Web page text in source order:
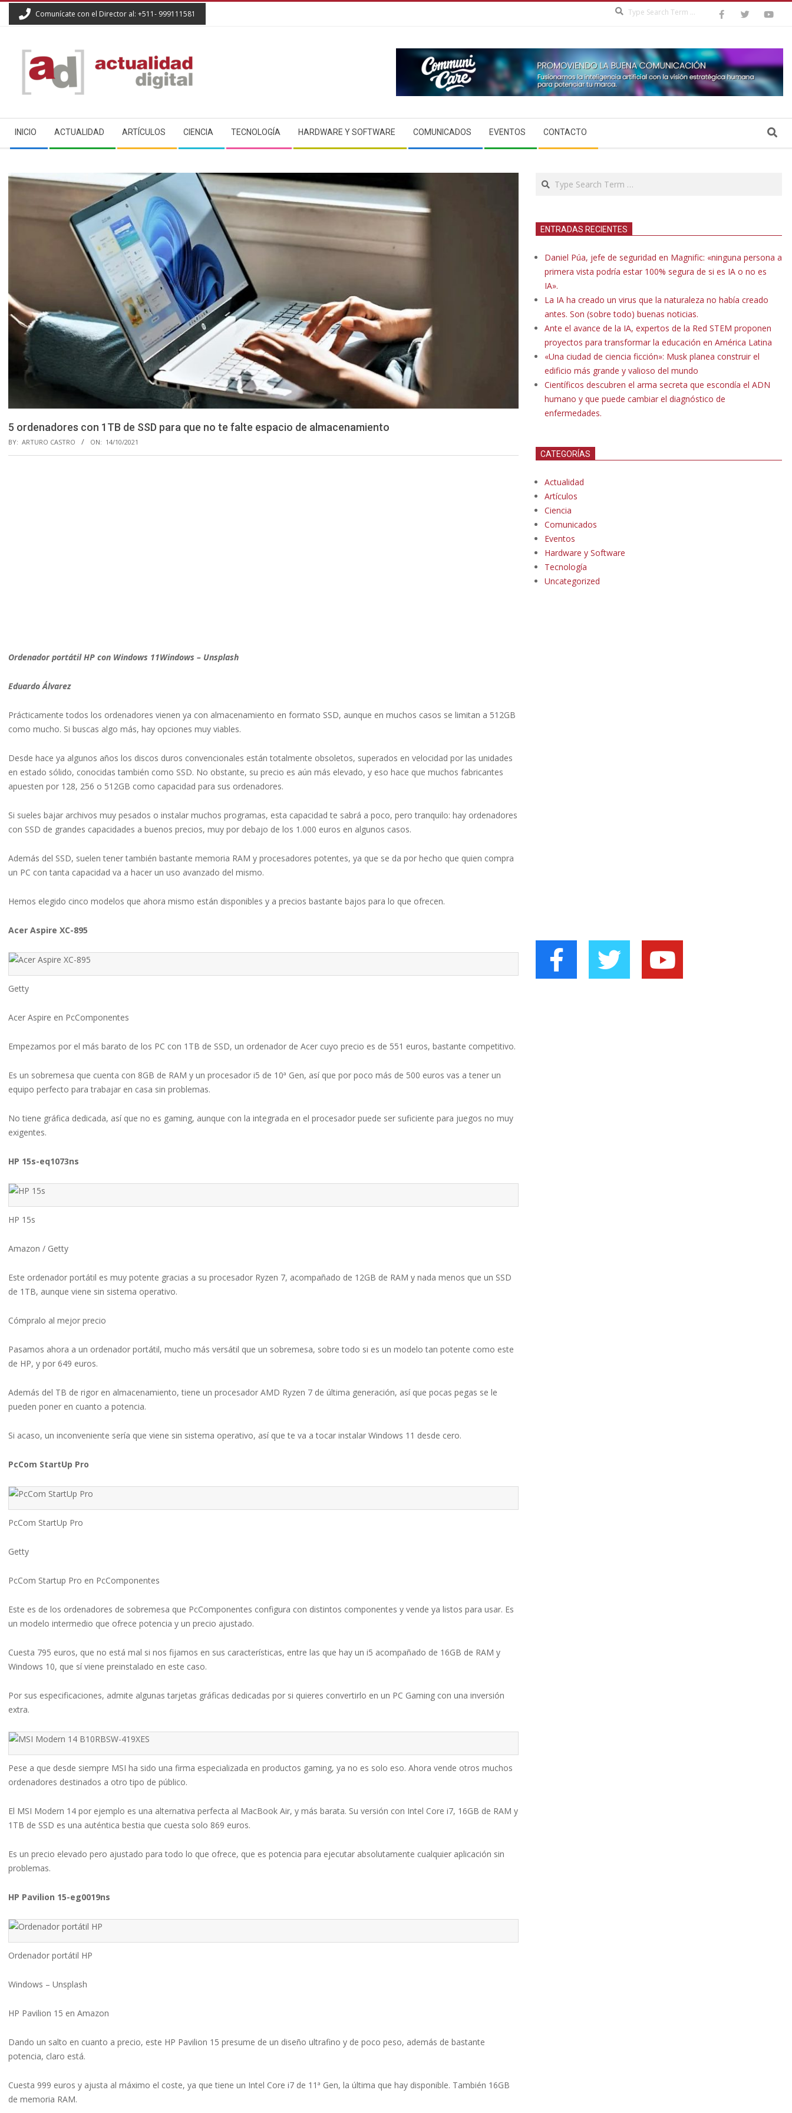
Comunícate con el Director al: +511- 999111581
ACTUALIDAD
DIGITAL
Navigation
Menu
INICIO ACTUALIDAD ARTÍCULOS CIENCIA TECNOLOGÍA HARDWARE Y SOFTWARE COMUNICADOS EVENTOS CONTACTO Search
5 ordenadores con 1TB de SSD para que no te falte espacio de almacenamiento
BY: ARTURO CASTRO ON: 14/10/2021
Ordenador portátil HP con Windows 11Windows – Unsplash
Eduardo Álvarez
Prácticamente todos los ordenadores vienen ya con almacenamiento en formato SSD, aunque en muchos casos se limitan a 512GB
como mucho. Si buscas algo más, hay opciones muy viables.
Desde hace ya algunos años los discos duros convencionales están totalmente obsoletos, superados en velocidad por las unidades
en estado sólido, conocidas también como SSD. No obstante, su precio es aún más elevado, y eso hace que muchos fabricantes
apuesten por 128, 256 o 512GB como capacidad para sus ordenadores.
Si sueles bajar archivos muy pesados o instalar muchos programas, esta capacidad te sabrá a poco, pero tranquilo: hay ordenadores
con SSD de grandes capacidades a buenos precios, muy por debajo de los 1.000 euros en algunos casos.
Además del SSD, suelen tener también bastante memoria RAM y procesadores potentes, ya que se da por hecho que quien compra
un PC con tanta capacidad va a hacer un uso avanzado del mismo.
Hemos elegido cinco modelos que ahora mismo están disponibles y a precios bastante bajos para lo que ofrecen.
Acer Aspire XC-895
Getty
Acer Aspire en PcComponentes
Empezamos por el más barato de los PC con 1TB de SSD, un ordenador de Acer cuyo precio es de 551 euros, bastante competitivo.
Es un sobremesa que cuenta con 8GB de RAM y un procesador i5 de 10ª Gen, así que por poco más de 500 euros vas a tener un
equipo perfecto para trabajar en casa sin problemas.
No tiene gráfica dedicada, así que no es gaming, aunque con la integrada en el procesador puede ser suficiente para juegos no muy
exigentes.
HP 15s-eq1073ns
HP 15s
Amazon / Getty
Este ordenador portátil es muy potente gracias a su procesador Ryzen 7, acompañado de 12GB de RAM y nada menos que un SSD
de 1TB, aunque viene sin sistema operativo.
Cómpralo al mejor precio
Pasamos ahora a un ordenador portátil, mucho más versátil que un sobremesa, sobre todo si es un modelo tan potente como este
de HP, y por 649 euros.
Además del TB de rigor en almacenamiento, tiene un procesador AMD Ryzen 7 de última generación, así que pocas pegas se le
pueden poner en cuanto a potencia.
Si acaso, un inconveniente sería que viene sin sistema operativo, así que te va a tocar instalar Windows 11 desde cero.
PcCom StartUp Pro
PcCom StartUp Pro
Getty
PcCom Startup Pro en PcComponentes
Este es de los ordenadores de sobremesa que PcComponentes configura con distintos componentes y vende ya listos para usar. Es
un modelo intermedio que ofrece potencia y un precio ajustado.
Cuesta 795 euros, que no está mal si nos fijamos en sus características, entre las que hay un i5 acompañado de 16GB de RAM y
Windows 10, que sí viene preinstalado en este caso.
Por sus especificaciones, admite algunas tarjetas gráficas dedicadas por si quieres convertirlo en un PC Gaming con una inversión
extra.
Pese a que desde siempre MSI ha sido una firma especializada en productos gaming, ya no es solo eso. Ahora vende otros muchos
ordenadores destinados a otro tipo de público.
El MSI Modern 14 por ejemplo es una alternativa perfecta al MacBook Air, y más barata. Su versión con Intel Core i7, 16GB de RAM y
1TB de SSD es una auténtica bestia que cuesta solo 869 euros.
Es un precio elevado pero ajustado para todo lo que ofrece, que es potencia para ejecutar absolutamente cualquier aplicación sin
problemas.
HP Pavilion 15-eg0019ns
Ordenador portátil HP
Windows – Unsplash
HP Pavilion 15 en Amazon
Dando un salto en cuanto a precio, este HP Pavilion 15 presume de un diseño ultrafino y de poco peso, además de bastante
potencia, claro está.
Cuesta 999 euros y ajusta al máximo el coste, ya que tiene un Intel Core i7 de 11ª Gen, la última que hay disponible. También 16GB
de memoria RAM.
Search
ENTRADAS RECIENTES
Daniel Púa, jefe de seguridad en Magnific: «ninguna persona a
primera vista podría estar 100% segura de si es IA o no es
IA».
La IA ha creado un virus que la naturaleza no había creado
antes. Son (sobre todo) buenas noticias.
Ante el avance de la IA, expertos de la Red STEM proponen
proyectos para transformar la educación en América Latina
«Una ciudad de ciencia ficción»: Musk planea construir el
edificio más grande y valioso del mundo
Científicos descubren el arma secreta que escondía el ADN
humano y que puede cambiar el diagnóstico de
enfermedades.
CATEGORÍAS
Actualidad
Artículos
Ciencia
Comunicados
Eventos
Hardware y Software
Tecnología
Uncategorized